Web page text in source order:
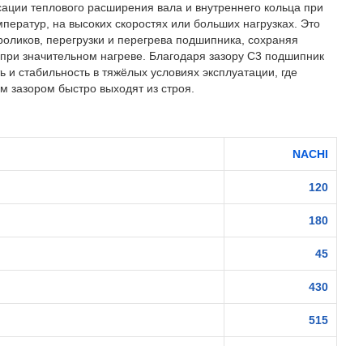
теплового расширения вала и внутреннего кольца при
на высоких скоростях или больших нагрузках. Это
перегрузки и перегрева подшипника, сохраняя
значительном нагреве. Благодаря зазору C3 подшипник
стабильность в тяжёлых условиях эксплуатации, где
быстро выходят из строя.
NACHI
120
180
45
430
515